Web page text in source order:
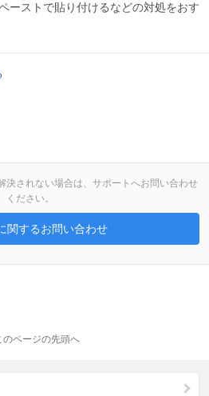
ーストで貼り付けるなどの対処をおす
決されない場合は、サポートへお問い合わせ
ください。
関するお問い合わせ
のページの先頭へ